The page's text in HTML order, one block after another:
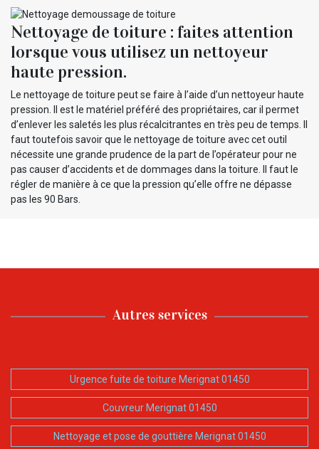
Nettoyage de toiture : faites attention
lorsque vous utilisez un nettoyeur
haute pression.
Le nettoyage de toiture peut se faire à l’aide d’un nettoyeur haute
pression. Il est le matériel préféré des propriétaires, car il permet
d’enlever les saletés les plus récalcitrantes en très peu de temps. Il
faut toutefois savoir que le nettoyage de toiture avec cet outil
nécessite une grande prudence de la part de l’opérateur pour ne
pas causer d’accidents et de dommages dans la toiture. Il faut le
régler de manière à ce que la pression qu’elle offre ne dépasse
pas les 90 Bars.
Autres services
Urgence fuite de toiture Merignat 01450
Couvreur Merignat 01450
Nettoyage et pose de gouttière Merignat 01450